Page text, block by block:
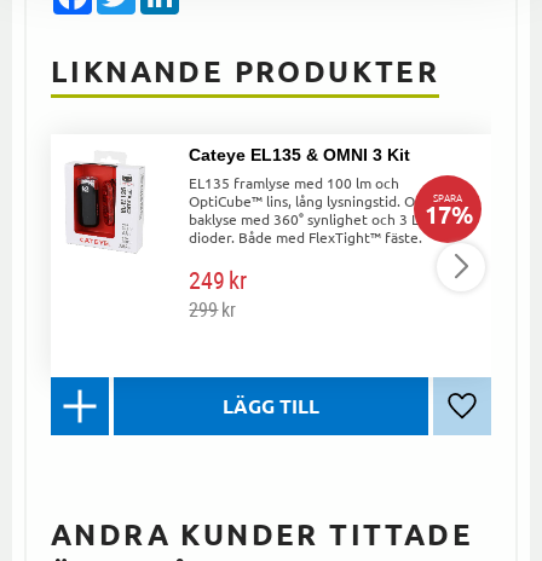
LIKNANDE PRODUKTER
Cateye EL135 & OMNI 3 Kit
EL135 framlyse med 100 lm och
OptiCube™ lins, lång lysningstid. Omni3
baklyse med 360° synlighet och 3 LED-
dioder. Både med FlexTight™ fäste.
249kr
299kr
SPARA
17%
Lägg till
ANDRA KUNDER TITTADE